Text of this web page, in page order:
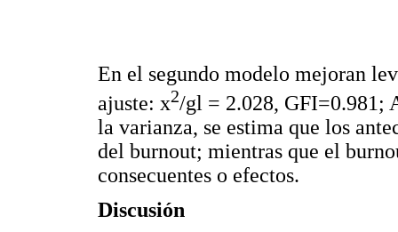
En el segundo modelo mejoran
ajuste: x2/gl = 2.028, GFI=0.981;
la varianza, se estima que los
del burnout; mientras que el
consecuentes o efectos.
Discusión